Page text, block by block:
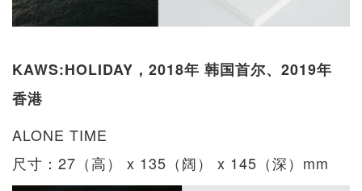
KAWS:HOLIDAY，2018年 韩国首尔、2019年
香港
ALONE TIME
尺寸：27（高） x 135（阔） x 145（深）mm